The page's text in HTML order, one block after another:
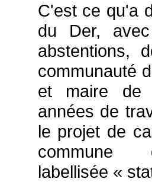
C'est ce qu'a
du Der,
abstentions,
communauté
et maire de
années de
le projet de
commune
labellisée «